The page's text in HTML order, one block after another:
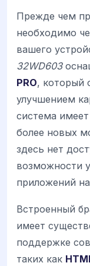
Прежде чем
необходимо
вашего
32WD603
PRO, который
улучшением
система
более новых
здесь нет
возможности
приложений
Встроенный
имеет
поддержке
таких как